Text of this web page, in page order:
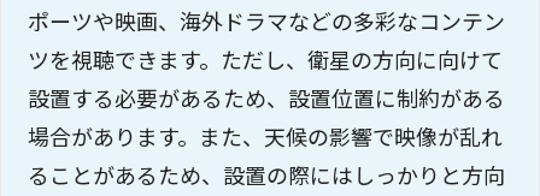
ポーツや映画、海外ドラマなどの多彩なコンテン
ツを視聴できます。ただし、衛星の方向に向けて
設置する必要があるため、設置位置に制約がある
場合があります。また、天候の影響で映像が乱れ
ることがあるため、設置の際にはしっかりと方向